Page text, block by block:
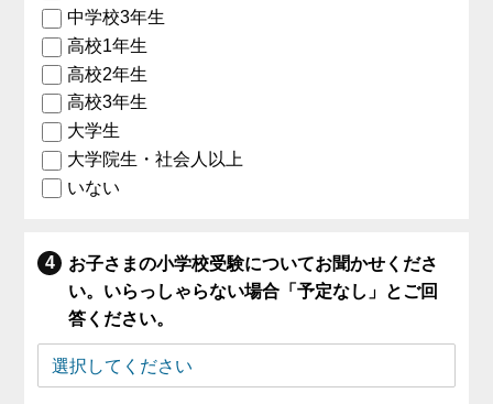
中学校3年生
高校1年生
高校2年生
高校3年生
大学生
大学院生・社会人以上
いない
お子さまの小学校受験についてお聞かせくださ
い。いらっしゃらない場合「予定なし」とご回
答ください。